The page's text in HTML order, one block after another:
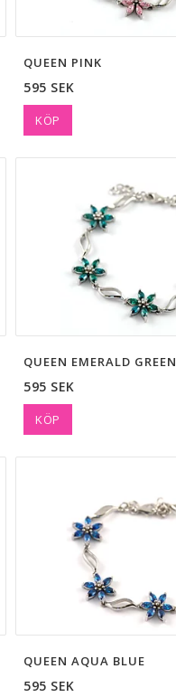
QUEEN PINK
595 SEK
KÖP
QUEEN EMERALD GREEN
595 SEK
KÖP
QUEEN AQUA BLUE
595 SEK